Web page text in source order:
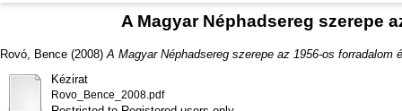
A Magyar Néphadsereg szerepe
Rovó, Bence (2008) A Magyar Néphadsereg szerepe az 1956-os forradalom
Kézirat
Rovo_Bence_2008.pdf